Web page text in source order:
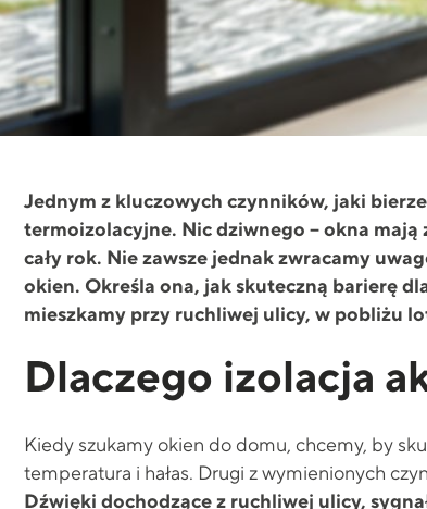
Jednym z kluczowych czynników, jaki
termoizolacyjne. Nic dziwnego – okna
cały rok. Nie zawsze jednak zwracamy
okien. Określa ona, jak skuteczną barierę
mieszkamy przy ruchliwej ulicy, w pobliżu
Dlaczego izolacja
Kiedy szukamy okien do domu, chcemy, by
temperatura i hałas. Drugi z wymienionych
Dźwięki dochodzące z ruchliwej ulicy,